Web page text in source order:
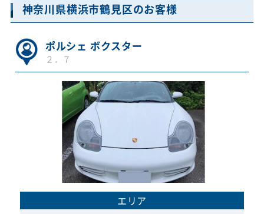
神奈川県横浜市鶴見区のお客様
ポルシェ ボクスター
２．７
エリア